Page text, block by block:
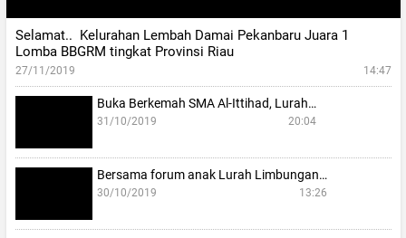
Selamat.. Kelurahan Lembah Damai Pekanbaru Juara 1
Lomba BBGRM tingkat Provinsi Riau
27/11/2019 14:47
Buka Berkemah SMA Al-Ittihad, Lurah…
31/10/2019 20:04
Bersama forum anak Lurah Limbungan…
30/10/2019 13:26